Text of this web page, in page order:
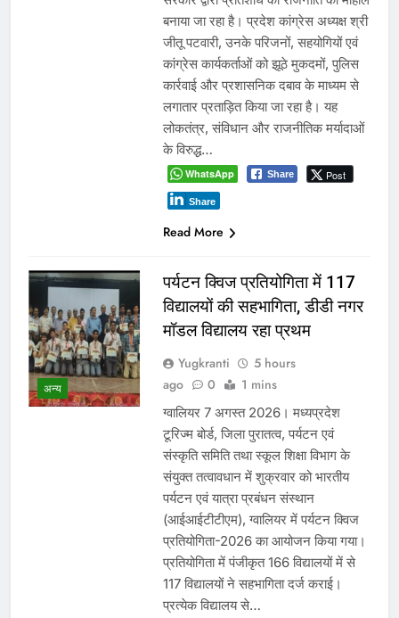
बनाया जा रहा है। प्रदेश कांग्रेस अध्यक्ष श्री
जीतू पटवारी, उनके परिजनों, सहयोगियों एवं
कांग्रेस कार्यकर्ताओं को झूठे मुकदमों, पुलिस
कार्रवाई और प्रशासनिक दबाव के माध्यम से
लगातार प्रताड़ित किया जा रहा है। यह
लोकतंत्र, संविधान और राजनीतिक मर्यादाओं
के विरुद्ध…
WhatsApp Share Post
Share
Read More
अन्य
पर्यटन क्विज प्रतियोगिता में 117
विद्यालयों की सहभागिता, डीडी नगर
मॉडल विद्यालय रहा प्रथम
Yugkranti
5 hours
ago
0 1 mins
ग्वालियर 7 अगस्त 2026। मध्यप्रदेश
टूरिज्म बोर्ड, जिला पुरातत्व, पर्यटन एवं
संस्कृति समिति तथा स्कूल शिक्षा विभाग के
संयुक्त तत्वावधान में शुक्रवार को भारतीय
पर्यटन एवं यात्रा प्रबंधन संस्थान
(आईआईटीटीएम), ग्वालियर में पर्यटन क्विज
प्रतियोगिता-2026 का आयोजन किया गया।
प्रतियोगिता में पंजीकृत 166 विद्यालयों में से
117 विद्यालयों ने सहभागिता दर्ज कराई।
प्रत्येक विद्यालय से…